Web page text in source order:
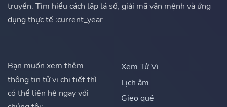
truyền. Tìm hiểu cách lập lá số, giải mã vận mệnh và ứng
dụng thực tế :current_year
Bạn muốn xem thêm
thông tin tử vi chi tiết thì
có thể liên hệ ngay với
Xem Tử Vi
Lịch âm
Gieo quẻ